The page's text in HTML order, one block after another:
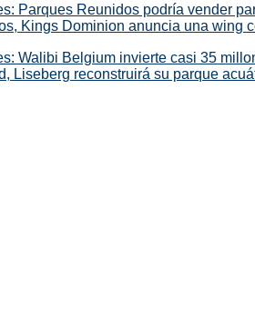
Parques Reunidos podría vender
Kings Dominion anuncia una wing
Walibi Belgium invierte casi 35
Liseberg reconstruirá su parque